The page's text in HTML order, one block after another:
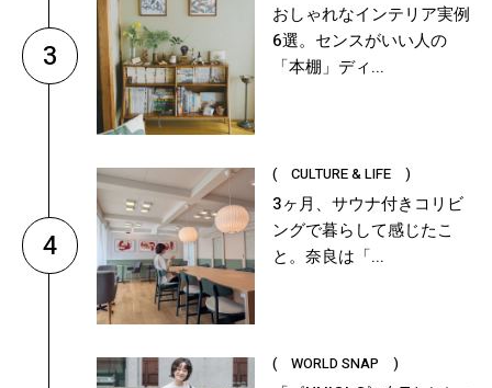
3
おしゃれなインテリア実例
6選。センスがいい人の
「本棚」ディ...
4
( CULTURE & LIFE )
3ヶ月、サウナ付きコリビ
ングで暮らして感じたこ
と。奈良は「...
( WORLD SNAP )